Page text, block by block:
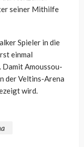
seiner Mithilfe
Spieler in die
einmal
Damit Amoussou-
der Veltins-Arena
wird.